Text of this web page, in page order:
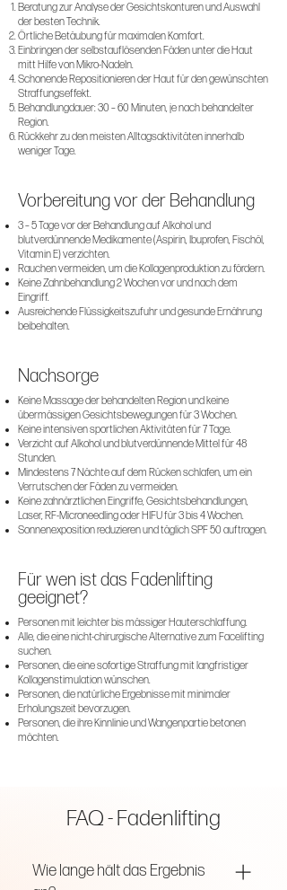
Beratung zur Analyse der Gesichtskonturen und Auswahl
der besten Technik.
Örtliche Betäubung für maximalen Komfort.
Einbringen der selbstauflösenden Fäden unter die Haut
mitt Hilfe von Mikro-Nadeln.
Schonende Repositionieren der Haut für den gewünschten
Straffungseffekt.
Behandlungdauer: 30 – 60 Minuten, je nach behandelter
Region.
Rückkehr zu den meisten Alltagsaktivitäten innerhalb
weniger Tage.
Vorbereitung vor der Behandlung
3 – 5 Tage vor der Behandlung auf Alkohol und
blutverdünnende Medikamente (Aspirin, Ibuprofen, Fischöl,
Vitamin E) verzichten.
Rauchen vermeiden, um die Kollagenproduktion zu fördern.
Keine Zahnbehandlung 2 Wochen vor und nach dem
Eingriff.
Ausreichende Flüssigkeitszufuhr und gesunde Ernährung
beibehalten.
Nachsorge
Keine Massage der behandelten Region und keine
übermässigen Gesichtsbewegungen für 3 Wochen.
Keine intensiven sportlichen Aktivitäten für 7 Tage.
Verzicht auf Alkohol und blutverdünnende Mittel für 48
Stunden.
Mindestens 7 Nächte auf dem Rücken schlafen, um ein
Verrutschen der Fäden zu vermeiden.
Keine zahnärztlichen Eingriffe, Gesichtsbehandlungen,
Laser, RF-Microneedling oder HIFU für 3 bis 4 Wochen.
Sonnenexposition reduzieren und täglich SPF 50 auftragen.
Für wen ist das Fadenlifting
geeignet?
Personen mit leichter bis mässiger Hauterschlaffung.
Alle, die eine nicht-chirurgische Alternative zum Facelifting
suchen.
Personen, die eine sofortige Straffung mit langfristiger
Kollagenstimulation wünschen.
Personen, die natürliche Ergebnisse mit minimaler
Erholungszeit bevorzugen.
Personen, die ihre Kinnlinie und Wangenpartie betonen
möchten.
FAQ - Fadenlifting
Wie lange hält das Ergebnis